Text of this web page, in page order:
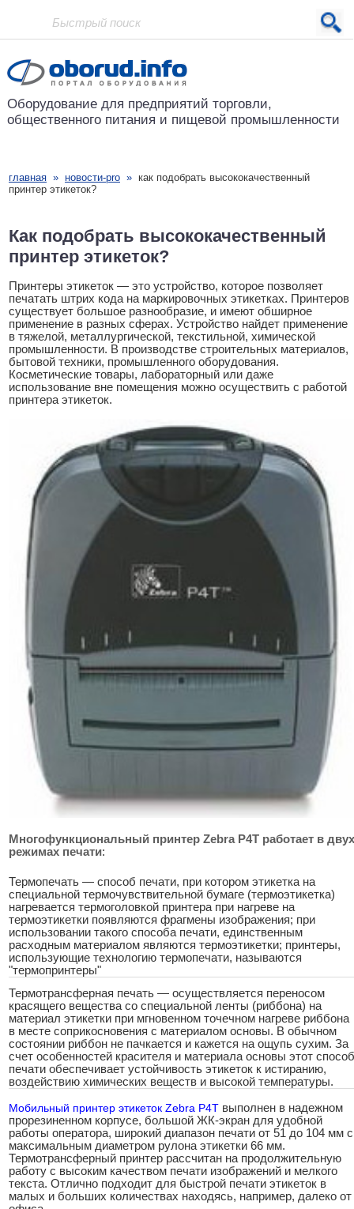
Проект основан в 2001 году
Оборудование для предприятий торговли,
общественного питания и пищевой промышленности
главная » новости-pro » как подобрать высококачественный
принтер этикеток?
Как подобрать высококачественный
принтер этикеток?
Принтеры этикеток — это устройство, которое позволяет
печатать штрих кода на маркировочных этикетках. Принтеров
существует большое разнообразие, и имеют обширное
применение в разных сферах. Устройство найдет применение
в тяжелой, металлургической, текстильной, химической
промышленности. В производстве строительных материалов,
бытовой техники, промышленного оборудования.
Косметические товары, лабораторный или даже
использование вне помещения можно осуществить с работой
принтера этикеток.
Многофункциональный принтер Zebra P4T работает в двух
режимах печати:
Термопечать — способ печати, при котором этикетка на
специальной термочувствительной бумаге (термоэтикетка)
нагревается термоголовкой принтера при нагреве на
термоэтикетки появляются фрагмены изображения; при
использовании такого способа печати, единственным
расходным материалом являются термоэтикетки; принтеры,
использующие технологию термопечати, называются
"термопринтеры"
Термотрансферная печать — осуществляется переносом
красящего вещества со специальной ленты (риббона) на
материал этикетки при мгновенном точечном нагреве риббона
в месте соприкосновения с материалом основы. В обычном
состоянии риббон не пачкается и кажется на ощупь сухим. За
счет особенностей красителя и материала основы этот способ
печати обеспечивает устойчивость этикеток к истиранию,
воздействию химических веществ и высокой температуры.
Мобильный принтер этикеток Zebra P4T выполнен в надежном
прорезиненном корпусе, большой ЖК-экран для удобной
работы оператора, широкий диапазон печати от 51 до 104 мм с
максимальным диаметром рулона этикетки 66 мм.
Термотрансферный принтер рассчитан на продолжительную
работу с высоким качеством печати изображений и мелкого
текста. Отлично подходит для быстрой печати этикеток в
малых и больших количествах находясь, например, далеко от